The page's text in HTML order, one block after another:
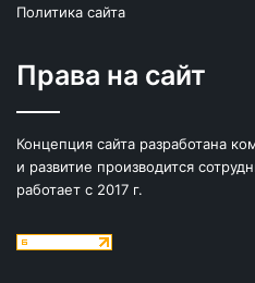
Политика сайта
Права на сайт
Концепция сайта разработана
и развитие производится
работает с 2017 г.